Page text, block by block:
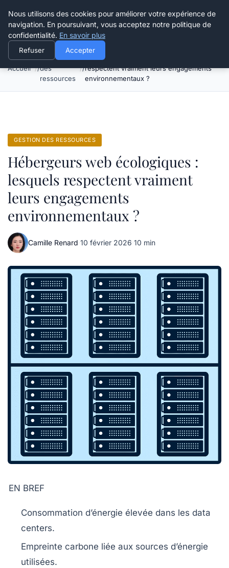
Happy Calyx Farmer
Accueil
Gestion
des
ressources
Hébergeurs web écologiques : lesquels
respectent vraiment leurs engagements
environnementaux ?
GESTION DES RESSOURCES
Hébergeurs web écologiques :
lesquels respectent vraiment
leurs engagements
environnementaux ?
Camille Renard·10 février 2026·10 min
EN BREF
Consommation d’énergie élevée dans les data
centers.
Empreinte carbone liée aux sources d’énergie
utilisées.
Nous utilisons des cookies pour améliorer votre expérience de
navigation. En poursuivant, vous acceptez notre politique de
confidentialité. En savoir plus
Refuser Accepter